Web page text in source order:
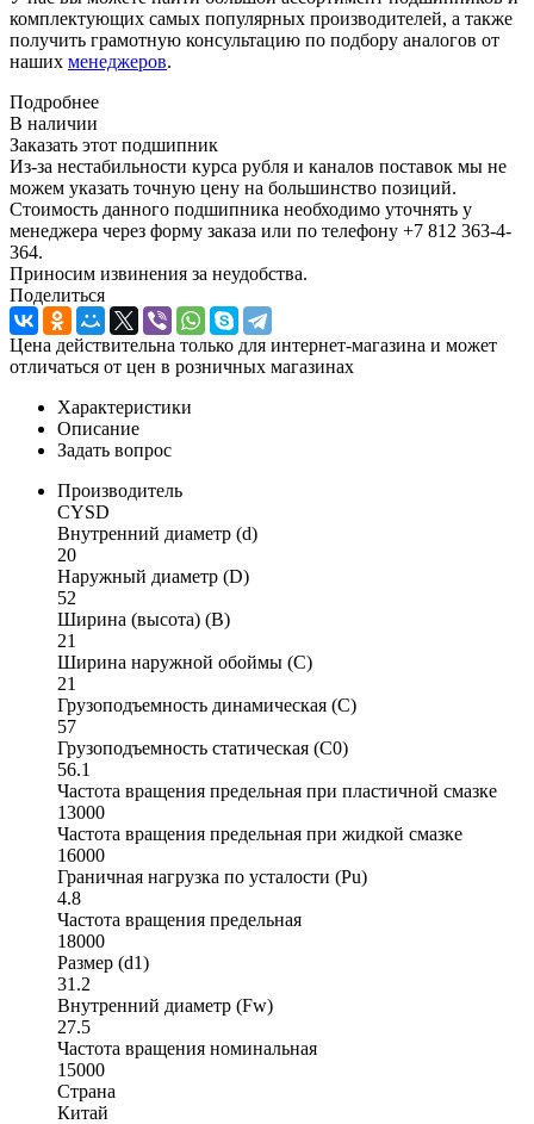
комплектующих самых популярных производителей, а также
получить грамотную консультацию по подбору аналогов от
наших менеджеров.
Подробнее
В наличии
Заказать этот подшипник
Из-за нестабильности курса рубля и каналов поставок мы не
можем указать точную цену на большинство позиций.
Стоимость данного подшипника необходимо уточнять у
менеджера через форму заказа или по телефону +7 812 363-4-
364.
Приносим извинения за неудобства.
Поделиться
Цена действительна только для интернет-магазина и может
отличаться от цен в розничных магазинах
Характеристики
Описание
Задать вопрос
Производитель
CYSD
Внутренний диаметр (d)
20
Наружный диаметр (D)
52
Ширина (высота) (B)
21
Ширина наружной обоймы (C)
21
Грузоподъемность динамическая (C)
57
Грузоподъемность статическая (C0)
56.1
Частота вращения предельная при пластичной смазке
13000
Частота вращения предельная при жидкой смазке
16000
Граничная нагрузка по усталости (Pu)
4.8
Частота вращения предельная
18000
Размер (d1)
31.2
Внутренний диаметр (Fw)
27.5
Частота вращения номинальная
15000
Страна
Китай